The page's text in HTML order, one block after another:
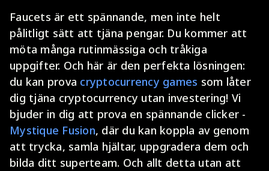
Faucets är ett spännande, men inte helt
pålitligt sätt att tjäna pengar. Du kommer att
möta många rutinmässiga och tråkiga
uppgifter. Och här är den perfekta lösningen:
du kan prova cryptocurrency games som låter
dig tjäna cryptocurrency utan investering! Vi
bjuder in dig att prova en spännande clicker -
Mystique Fusion, där du kan koppla av genom
att trycka, samla hjältar, uppgradera dem och
bilda ditt superteam. Och allt detta utan att